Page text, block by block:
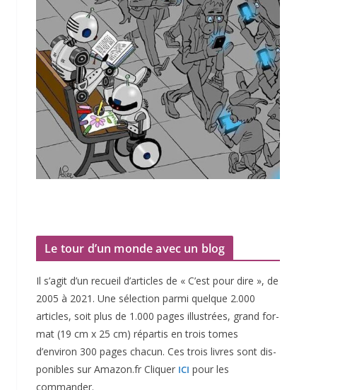
Le tour d’un monde avec un blog
Il s’agit d’un recueil d’ar­ticles de « C’est pour dire », de
2005 à 2021 . Une sélec­tion par­mi quelque 2.000
articles, soit plus de 1 .000 pages illus­trées, grand for­
mat (19 cm x 25 cm) répar­tis en trois tomes
d’environ 300 pages cha­cun. Ces trois livres sont dis­
po­nibles sur Amazon​.fr Cliquer ICI pour les
commander.